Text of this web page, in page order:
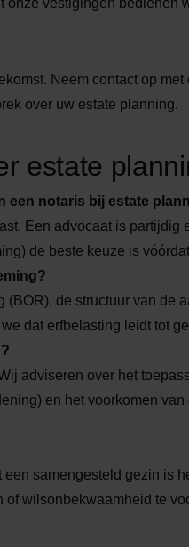
onze vestigingen bedienen
Neem contact op met
over uw estate planning.
estate
een notaris bij estate
Een advocaat is partijdig
de beste keuze is
de structuur van de
dat erfbelasting leidt tot
adviseren over het
en het voorkomen van
samengesteld gezin is
of wilsonbekwaamheid te